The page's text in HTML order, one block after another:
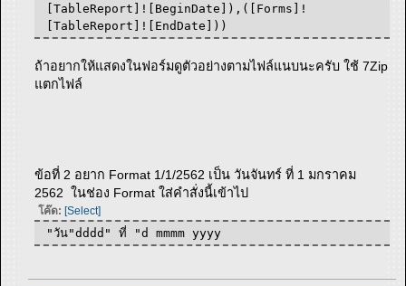
[TableReport]![BeginDate]),([Forms]!
[TableReport]![EndDate]))
ถ้าอยากให้แสดงในฟอร์มดูตัวอย่างตามไฟล์แนบนะครับ ใช้ 7Zip
แตกไฟล์
ข้อที่ 2 อยาก Format 1/1/2562 เป็น วันจันทร์ ที่ 1 มกราคม
2562 ในช่อง Format ใส่คำสั่งนี้เข้าไป
โค๊ด: [Select]
"วัน"dddd" ที่ "d mmmm yyyy